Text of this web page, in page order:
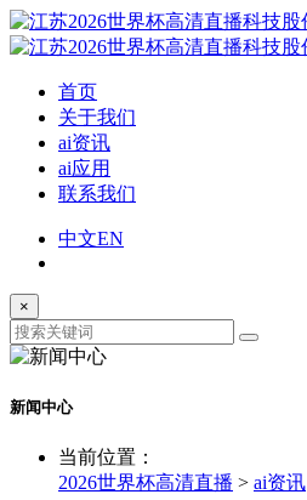
首页
关于我们
ai资讯
ai应用
联系我们
中文EN
×
新闻中心
当前位置：
2026世界杯高清直播 > ai资讯